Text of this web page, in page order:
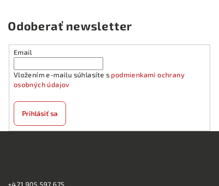
Odoberať newsletter
Email
Vložením e-mailu súhlasíte s podmienkami ochrany
osobných údajov
Prihlásiť sa